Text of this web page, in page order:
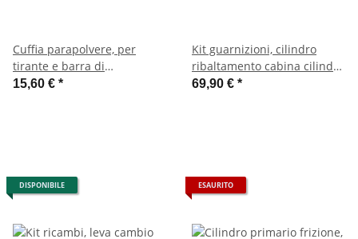
Cuffia parapolvere, per
tirante e barra di
accoppiamento sterzo Steyr
15,60 € *
Kit guarnizioni, cilindro
ribaltamento cabina cilindro
cabina 12M18
69,90 € *
DISPONIBILE ESAURITO